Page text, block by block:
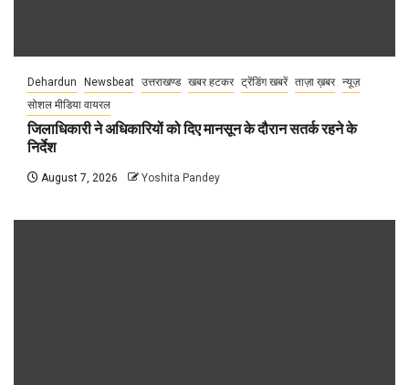
Dehardun Newsbeat उत्तराखण्ड खबर हटकर ट्रेंडिंग खबरें ताज़ा ख़बर न्यूज़
सोशल मीडिया वायरल
जिलाधिकारी ने अधिकारियों को दिए मानसून के दौरान सतर्क रहने के
निर्देश
August 7, 2026 Yoshita Pandey